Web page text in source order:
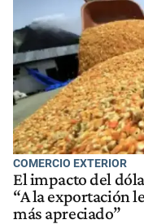
COMERCIO EXTERIOR
El impacto del
“A la exportación
más apreciado”